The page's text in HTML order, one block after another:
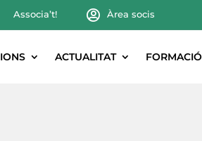
Associa’t! Àrea socis
ACTUALITAT FORMACIÓ